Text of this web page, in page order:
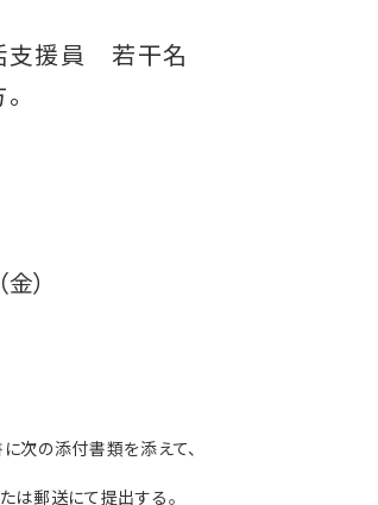
支援員 若干名
）
の添付書類を添えて、
たは郵送にて提出する。